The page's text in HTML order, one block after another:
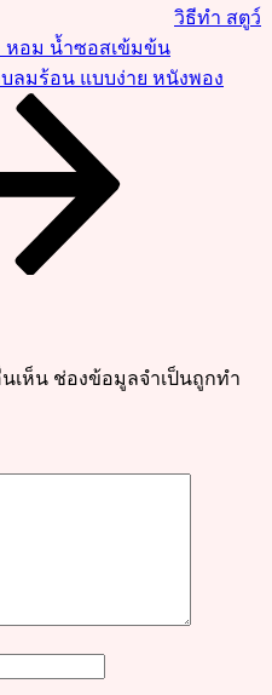
วิธีทำ สตูว์
หอม น้ำซอสเข้มข้น
ลมร้อน แบบง่าย หนังพอง
เห็น ช่องข้อมูลจำเป็นถูกทำ